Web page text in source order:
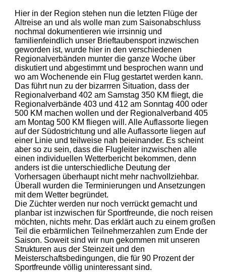
Hier in der Region stehen nun die letzten Flüge der
Altreise an und als wolle man zum Saisonabschluss
nochmal dokumentieren wie irrsinnig und
familienfeindlich unser Brieftaubensport inzwischen
geworden ist, wurde hier in den verschiedenen
Regionalverbänden munter die ganze Woche über
diskutiert und abgestimmt und besprochen wann und
wo am Wochenende ein Flug gestartet werden kann.
Das führt nun zu der bizarrren Situation, dass der
Regionalverband 402 am Samstag 350 KM fliegt, die
Regionalverbände 403 und 412 am Sonntag 400 oder
500 KM machen wollen und der Regionalverband 405
am Montag 500 KM fliegen will. Alle Auflassorte liegen
auf der Südostrichtung und alle Auflassorte liegen auf
einer Linie und teilweise nah beieinander. Es scheint
aber so zu sein, dass die Flugleiter inzwischen alle
einen individuellen Wetterbericht bekommen, denn
anders ist die unterschiedliche Deutung der
Vorhersagen überhaupt nicht mehr nachvollziehbar.
Überall wurden die Terminierungen und Ansetzungen
mit dem Wetter begründet.
Die Züchter werden nur noch verrückt gemacht und
planbar ist inzwischen für Sportfreunde, die noch reisen
möchten, nichts mehr. Das erklärt auch zu einem großen
Teil die erbärmlichen Teilnehmerzahlen zum Ende der
Saison. Soweit sind wir nun gekommen mit unseren
Strukturen aus der Steinzeit und den
Meisterschaftsbedingungen, die für 90 Prozent der
Sportfreunde völlig uninteressant sind.